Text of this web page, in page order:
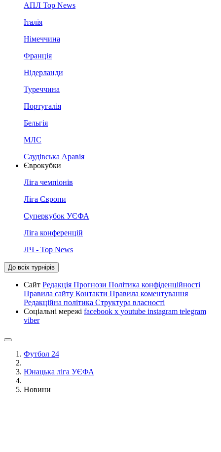
АПЛ Top News
Італія
Німеччина
Франція
Нідерланди
Туреччина
Португалія
Бельгія
МЛС
Саудівська Аравія
Єврокубки
Ліга чемпіонів
Ліга Європи
Суперкубок УЄФА
Ліга конференцій
ЛЧ - Top News
До всіх турнірів
Сайт Редакція Прогнози Політика конфіденційності
Правила сайту Контакти Правила коментування
Редакційна політика Структура власності
Соціальні мережі facebook x youtube instagram telegram
viber
Футбол 24
Юнацька ліга УЄФА
Новини